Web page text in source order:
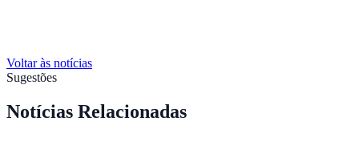
Voltar às notícias
Sugestões
Notícias Relacionadas